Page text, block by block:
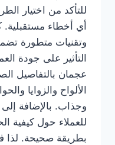
للتأكد من اختيار
أي أخطاء
وتقنيات متطورة
التأثير على جودة
عجمان بالتفاصيل
الألواح والزوايا
وجذاب. بالإضافة
للعملاء حول كيفية
بطريقة صحيحة. لذا